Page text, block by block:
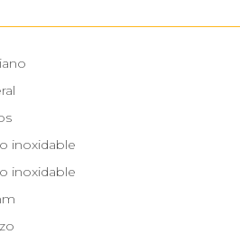
inoxidable
inoxidable